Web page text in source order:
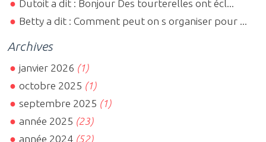
Dutoit a dit : Bonjour Des tourterelles ont écl...
Betty a dit : Comment peut on s organiser pour ...
Archives
janvier 2026 (1)
octobre 2025 (1)
septembre 2025 (1)
année 2025 (23)
année 2024 (52)